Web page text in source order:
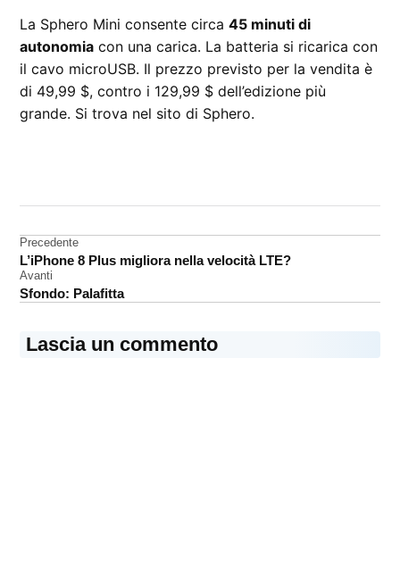
La Sphero Mini consente circa45 minuti di
autonomia con una carica. La batteria si ricarica con
il cavo microUSB. Il prezzo previsto per la vendita è
di 49,99 $, contro i 129,99 $ dell’edizione più
grande. Si trova nel sito di Sphero.
Navigazione
articoli
Precedente
L’iPhone 8 Plus migliora nella velocità LTE?
Avanti
Sfondo: Palafitta
Lascia un commento